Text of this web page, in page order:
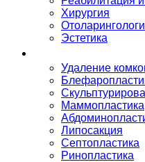
Хирургия
Эстетика
Удаление
Маммопластика
Липосакция
Септопластика
Ринопластика